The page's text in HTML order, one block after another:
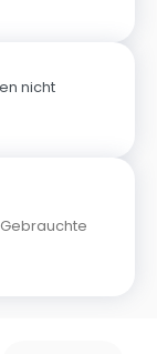
nicht
Gebrauchte